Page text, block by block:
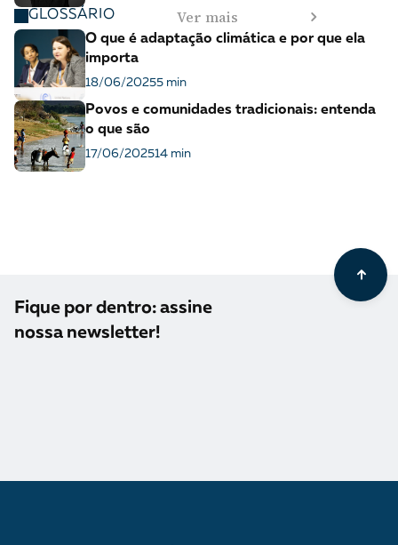
GLOSSÁRIO Ver mais
O que é adaptação climática e por que ela
importa
18/06/20255 min
Povos e comunidades tradicionais: entenda
o que são
17/06/202514 min
Fique por dentro: assine
nossa newsletter!